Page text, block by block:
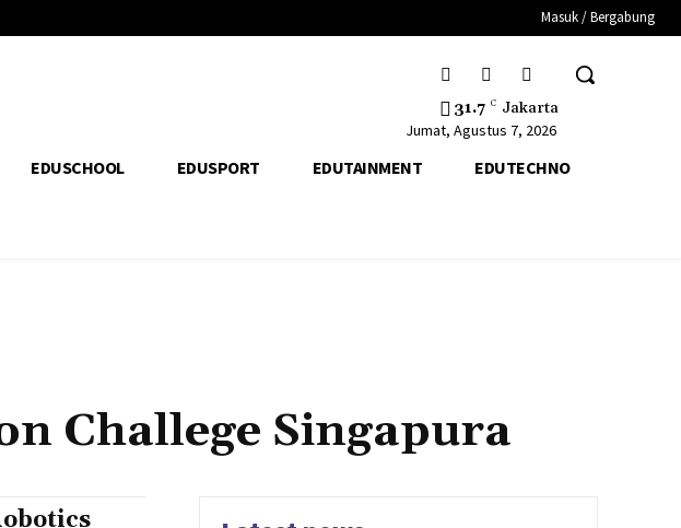
Masuk / Bergabung
31.7 C Jakarta
Jumat, Agustus 7, 2026
EDUSCHOOL EDUSPORT EDUTAINMENT EDUTECHNO
Challege Singapura